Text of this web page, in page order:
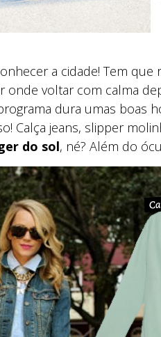
a cidade! Tem
onde voltar com calma
dura umas boas
Calça jeans, slipper
do sol, né? Além do